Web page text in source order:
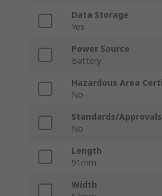
Data Storage
Yes
Power Source
Battery
Hazardous Area
No
Standards/Approvals
No
Length
91mm
Width